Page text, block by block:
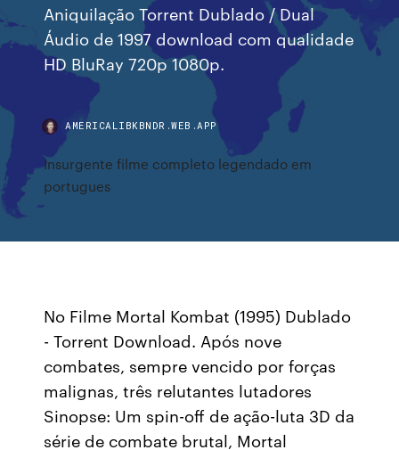
Aniquilação Torrent Dublado / Dual
Áudio de 1997 download com qualidade
HD BluRay 720p 1080p.
AMERICALIBKBNDR.WEB.APP
Insurgente filme completo legendado em
portugues
No Filme Mortal Kombat (1995) Dublado
- Torrent Download. Após nove
combates, sempre vencido por forças
malignas, três relutantes lutadores
Sinopse: Um spin-off de ação-luta 3D da
série de combate brutal, Mortal